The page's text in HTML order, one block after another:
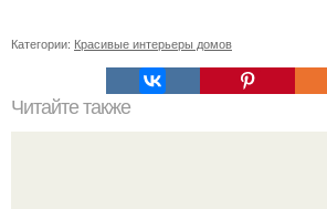
Категории: Красивые интерьеры домов
Читайте также